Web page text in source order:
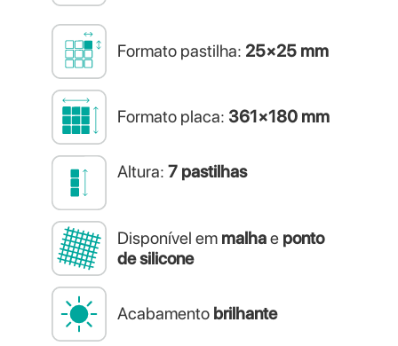
Formato pastilha: 25×25 mm
Formato placa: 361×180 mm
Altura: 7 pastilhas
Disponível em malhae ponto
de silicone
Acabamento brilhante